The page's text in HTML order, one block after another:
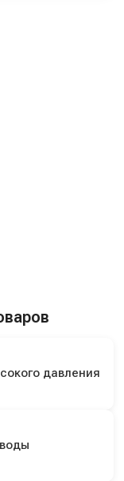
давления